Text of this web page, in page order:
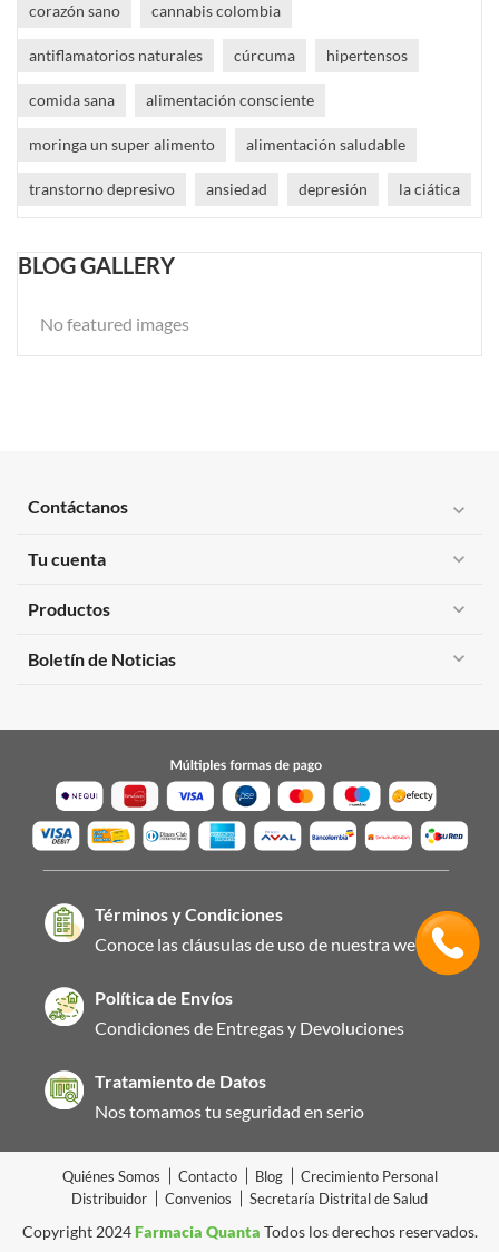
corazón sano cannabis colombia
antiflamatorios naturales cúrcuma hipertensos
comida sana alimentación consciente
moringa un super alimento alimentación saludable
transtorno depresivo ansiedad depresión la ciática
BLOG GALLERY
No featured images
Contáctanos expand_more
Tu cuenta expand_more
Productos expand_more
Boletín de Noticias expand_more
Términos y Condiciones
Conoce las cláusulas de uso de nuestra web
Política de Envíos
Condiciones de Entregas y Devoluciones
Tratamiento de Datos
Nos tomamos tu seguridad en serio
Quiénes Somos Contacto Blog
Crecimiento Personal
Distribuidor
Convenios Secretaría Distrital de Salud
Copyright 2024Farmacia Quanta Todos los derechos reservados.